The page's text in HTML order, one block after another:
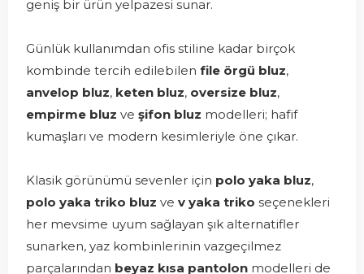
geniş bir ürün yelpazesi sunar.
Günlük kullanımdan ofis stiline kadar birçok
kombinde tercih edilebilen file örgü bluz,
anvelop bluz, keten bluz, oversize bluz,
empirme bluz ve şifon bluz modelleri; hafif
kumaşları ve modern kesimleriyle öne çıkar.
Klasik görünümü sevenler için polo yaka bluz,
polo yaka triko bluz ve v yaka triko seçenekleri
her mevsime uyum sağlayan şık alternatifler
sunarken, yaz kombinlerinin vazgeçilmez
parçalarından beyaz kısa pantolon modelleri de